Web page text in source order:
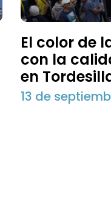
El color de
con la
en
13 de